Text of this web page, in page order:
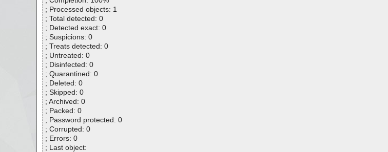
; Processed objects: 1
; Total detected: 0
; Detected exact: 0
; Suspicions: 0
; Treats detected: 0
; Untreated: 0
; Disinfected: 0
; Quarantined: 0
; Deleted: 0
; Skipped: 0
; Archived: 0
; Packed: 0
; Password protected: 0
; Corrupted: 0
; Errors: 0
; Last object: